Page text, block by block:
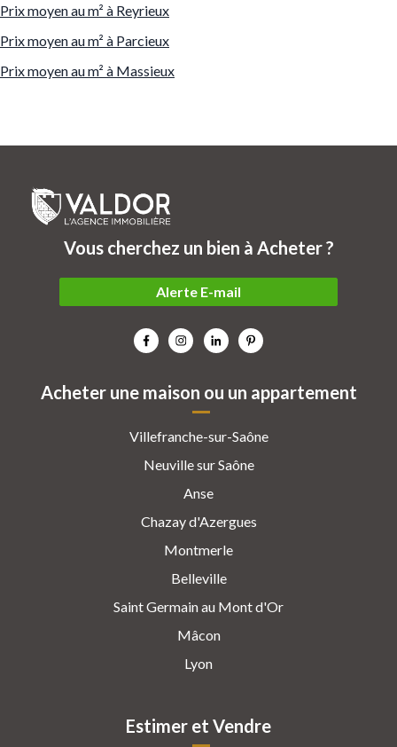
Prix moyen au m² à Reyrieux
Prix moyen au m² à Parcieux
Prix moyen au m² à Massieux
Acheter une maison ou un appartement
Villefranche-sur-Saône
Neuville sur Saône
Anse
Chazay d'Azergues
Montmerle
Belleville
Saint Germain au Mont d'Or
Mâcon
Lyon
Estimer et Vendre
Vous cherchez un bien à Acheter ?
Alerte E-mail